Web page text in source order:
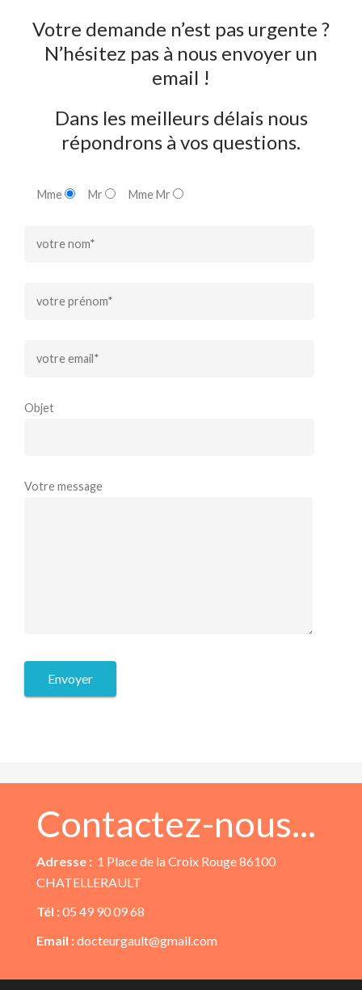
Votre demande n’est pas urgente ?
N’hésitez pas à nous envoyer un
email !
Dans les meilleurs délais nous
répondrons à vos questions.
Mme Mr Mme Mr
Objet
Votre message
Contactez-nous...
Adresse : 1 Place de la Croix Rouge 86100
CHATELLERAULT
Tél :05 49 90 09 68
Email :docteurgault@gmail.com